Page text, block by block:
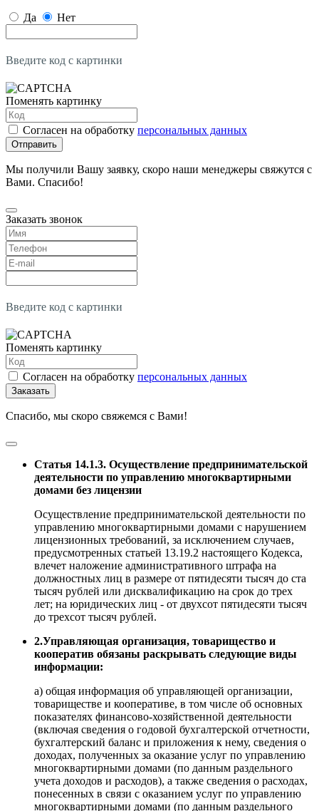
Да Нет
Введите код с картинки
Поменять картинку
Согласен на обработку персональных данных
Отправить
Мы получили Вашу заявку, скоро наши менеджеры свяжутся с
Вами. Спасибо!
Заказать звонок
Введите код с картинки
Поменять картинку
Согласен на обработку персональных данных
Заказать
Спасибо, мы скоро свяжемся с Вами!
Статья 14.1.3. Осуществление предпринимательской
деятельности по управлению многоквартирными
домами без лицензии
Осуществление предпринимательской деятельности по
управлению многоквартирными домами с нарушением
лицензионных требований, за исключением случаев,
предусмотренных статьей 13.19.2 настоящего Кодекса,
влечет наложение административного штрафа на
должностных лиц в размере от пятидесяти тысяч до ста
тысяч рублей или дисквалификацию на срок до трех
лет; на юридических лиц - от двухсот пятидесяти тысяч
до трехсот тысяч рублей.
2.Управляющая организация, товарищество и
кооператив обязаны раскрывать следующие виды
информации:
а) общая информация об управляющей организации,
товариществе и кооперативе, в том числе об основных
показателях финансово-хозяйственной деятельности
(включая сведения о годовой бухгалтерской отчетности,
бухгалтерский баланс и приложения к нему, сведения о
доходах, полученных за оказание услуг по управлению
многоквартирными домами (по данным раздельного
учета доходов и расходов), а также сведения о расходах,
понесенных в связи с оказанием услуг по управлению
многоквартирными домами (по данным раздельного